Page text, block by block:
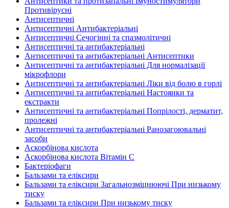
Противірусні
Антисептичні
Антисептичні Антибактеріальні
Антисептичні Сечогінні та спазмолітичні
Антисептичні та антибактеріальні
Антисептичні та антибактеріальні Антисептики
Антисептичні та антибактеріальні Для нормалізації
мікрофлори
Антисептичні та антибактеріальні Ліки від болю в горлі
Антисептичні та антибактеріальні Настоянки та
екстракти
Антисептичні та антибактеріальні Попрілості, дерматит,
пролежні
Антисептичні та антибактеріальні Ранозагоювальні
засоби
Аскорбінова кислота
Аскорбінова кислота Вітамін C
Бактеріофаги
Бальзами та еліксири
Бальзами та еліксири Загальнозміцнюючі При низькому
тиску
Бальзами та еліксири При низькому тиску